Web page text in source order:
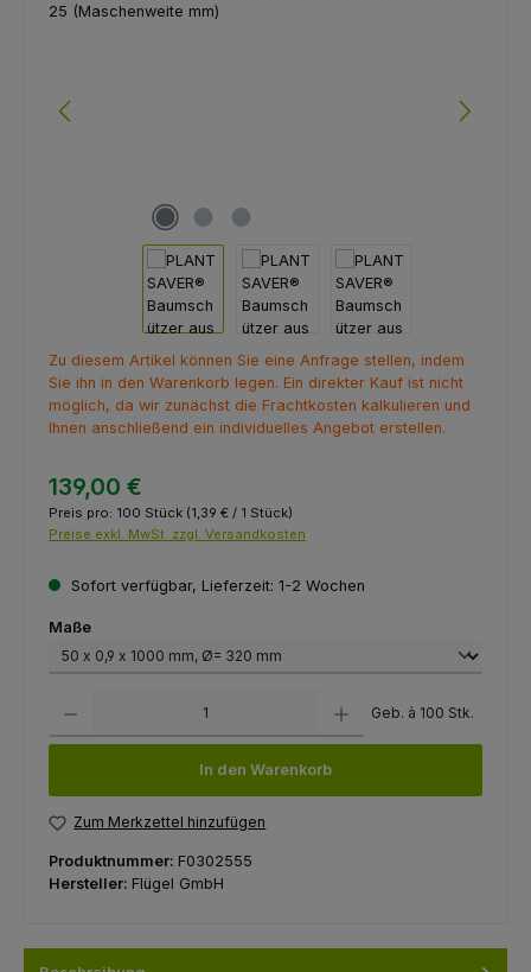
Zu diesem Artikel können Sie eine Anfrage stellen, indem
Sie ihn in den Warenkorb legen. Ein direkter Kauf ist nicht
möglich, da wir zunächst die Frachtkosten kalkulieren und
Ihnen anschließend ein individuelles Angebot erstellen.
139,00 €
Preis pro: 100 Stück (1,39 € / 1 Stück)
Preise exkl. MwSt. zzgl. Versandkosten
Sofort verfügbar, Lieferzeit: 1-2 Wochen
Maßeauswählen
Geb. à 100 Stk.
In den Warenkorb
Zum Merkzettel hinzufügen
Produktnummer: F0302555
Hersteller: Flügel GmbH